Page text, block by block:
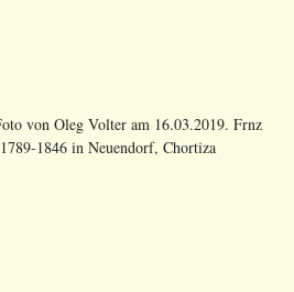
von Oleg Volter am 16.03.2019. Frnz
1846 in Neuendorf, Chortiza